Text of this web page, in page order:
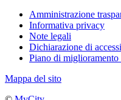
Amministrazione
Informativa privacy
Note legali
Dichiarazione di
Piano di miglioramento
Mappa del sito